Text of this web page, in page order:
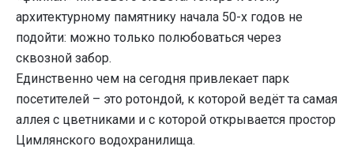
архитектурному памятнику начала 50-х годов не
подойти: можно только полюбоваться через
сквозной забор.
Единственно чем на сегодня привлекает парк
посетителей – это ротондой, к которой ведёт та самая
аллея с цветниками и с которой открывается простор
Цимлянского водохранилища.